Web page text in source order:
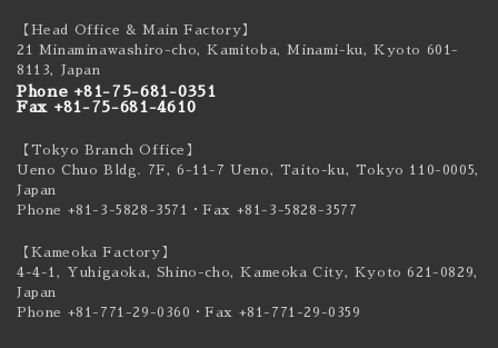
【Head Office & Main Factory】
21 Minaminawashiro-cho, Kamitoba, Minami-ku,Kyoto 601-
8113, Japan
Phone +81-75-681-0351
Fax +81-75-681-4610
【Tokyo Branch Office】
Ueno Chuo Bldg. 7F, 6-11-7 Ueno, Taito-ku, Tokyo 110-0005,
Japan
Phone +81-3-5828-3571
・Fax +81-3-5828-3577
【Kameoka Factory】
4-4-1, Yuhigaoka, Shino-cho, Kameoka City, Kyoto 621-0829,
Japan
Phone +81-771-29-0360 ・Fax +81-771-29-0359